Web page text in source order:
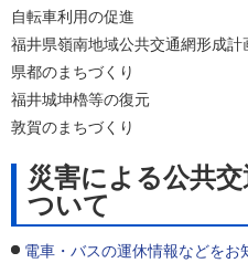
自転車利用の促進
福井県嶺南地域公共交通網形成計
県都のまちづくり
福井城坤櫓等の復元
敦賀のまちづくり
災害による公共
ついて
電車・バスの運休情報などをお